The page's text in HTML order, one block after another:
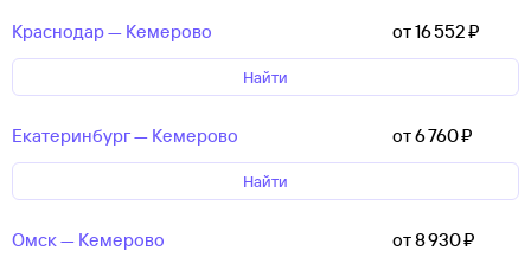
Краснодар — Кемерово от 16 ⁠552 ⁠₽
Найти
Екатеринбург — Кемерово от 6 ⁠760 ⁠₽
Найти
Омск — Кемерово от 8 ⁠930 ⁠₽